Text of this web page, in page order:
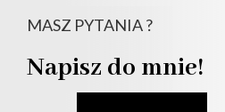
MASZ PYTANIA ?
Napisz do mnie!